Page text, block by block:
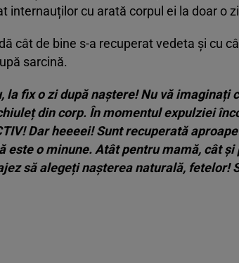
internauților cu arată corpul ei la doar o
cât de bine s-a recuperat vedeta și cu
sarcină.
la fix o zi după naștere! Nu vă imaginați
din corp. În momentul expulziei
Dar heeeei! Sunt recuperată
o minune. Atât pentru mamă, cât și
să alegeți nașterea naturală, fetelor!